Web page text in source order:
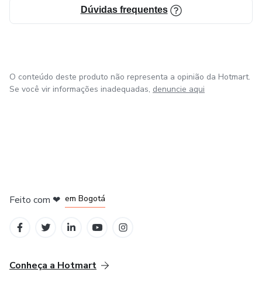
Dúvidas frequentes
O conteúdo deste produto não representa a opinião da Hotmart.
Se você vir informações inadequadas, denuncie aqui
Feito com ❤ em Bogotá
Conheça a Hotmart